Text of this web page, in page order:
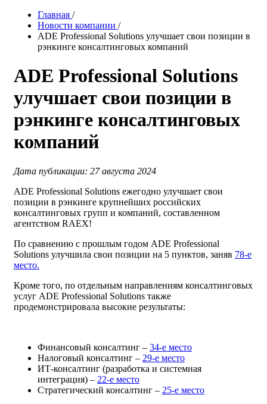
Главная /
Новости компании /
ADE Professional Solutions улучшает свои позиции в
рэнкинге консалтинговых компаний
ADE Professional Solutions
улучшает свои позиции в
рэнкинге консалтинговых
компаний
Дата публикации: 27 августа 2024
ADE Professional Solutions ежегодно улучшает свои
позиции в рэнкинге крупнейших российских
консалтинговых групп и компаний, составленном
агентством RAEX!
По сравнению с прошлым годом ADE Professional
Solutions улучшила свои позиции на 5 пунктов, заняв 78-е
место.
Кроме того, по отдельным направлениям консалтинговых
услуг ADE Professional Solutions также
продемонстрировала высокие результаты:
Финансовый консалтинг – 34-е место
Налоговый консалтинг – 29-е место
ИТ-консалтинг (разработка и системная
интеграция) – 22-е место
Стратегический консалтинг – 25-е место